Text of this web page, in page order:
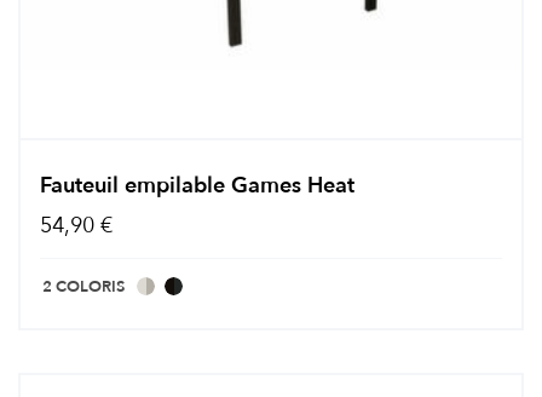
Fauteuil empilable Games Heat
54,90 €
2 COLORIS